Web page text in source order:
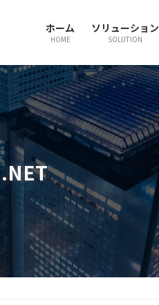
ホーム
HOME
ソリューション
SOLUTION
.NET